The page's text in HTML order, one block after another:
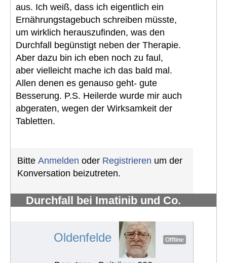
aus. Ich weiß, dass ich eigentlich ein
Ernährungstagebuch schreiben müsste,
um wirklich herauszufinden, was den
Durchfall begünstigt neben der Therapie.
Aber dazu bin ich eben noch zu faul,
aber vielleicht mache ich das bald mal.
Allen denen es genauso geht- gute
Besserung. P.S. Heilerde wurde mir auch
abgeraten, wegen der Wirksamkeit der
Tabletten.
Bitte Anmelden oder Registrieren um der
Konversation beizutreten.
Durchfall bei Imatinib und Co.
Oldenfelde Offline